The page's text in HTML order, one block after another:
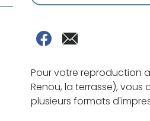
Pour votre reproduction
Renou, la terrasse), vous
plusieurs formats